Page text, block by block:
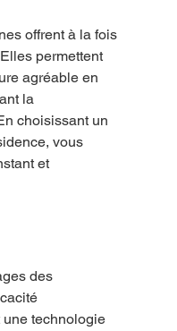
offrent à la fois
permettent
agréable en
la
choisissant un
vous
et
des
technologie